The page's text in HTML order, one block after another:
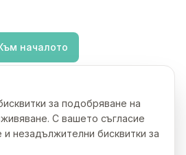
началото
за подобряване на
С вашето съгласие
незадължителни бисквитки за